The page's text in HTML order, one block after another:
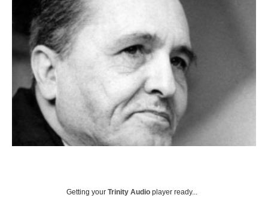
Getting your Trinity Audio player ready...